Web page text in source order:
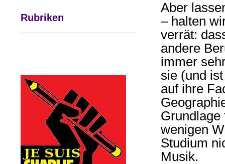
Rubriken
Aber
– halten
verrät:
andere
immer
sie (und
auf ihre
Grundlage
wenigen
Studium
Musik.